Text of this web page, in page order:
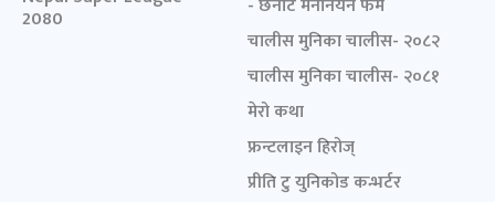
2080
- छनोट मनोनयन फर्म
चालीस मुनिका चालीस- २०८२
चालीस मुनिका चालीस- २०८१
मेरो कथा
फ्रन्टलाइन हिरोज्
प्रीति टु युनिकोड कन्भर्टर